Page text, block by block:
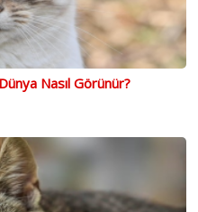
Nasıl Görünür?